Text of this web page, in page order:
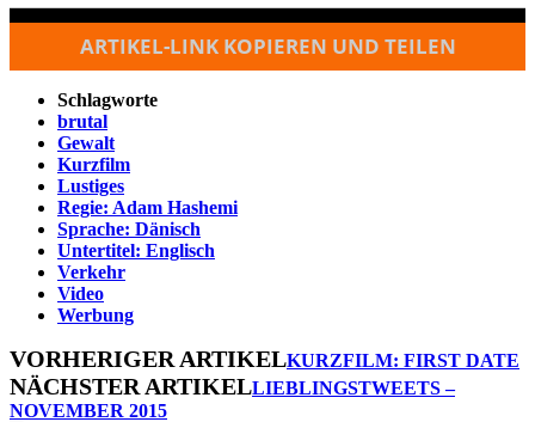
ARTIKEL-LINK KOPIEREN UND TEILEN
Schlagworte
brutal
Gewalt
Kurzfilm
Lustiges
Regie: Adam Hashemi
Sprache: Dänisch
Untertitel: Englisch
Verkehr
Video
Werbung
VORHERIGER ARTIKELKURZFILM: FIRST DATE
NÄCHSTER ARTIKELLIEBLINGSTWEETS –
NOVEMBER 2015